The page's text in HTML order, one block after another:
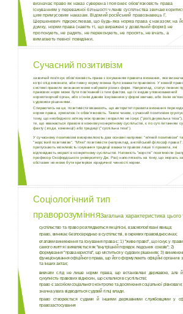
визначає право як наказ суверена і пояснює обов'язковість права
існуванням у переважної більшості членів суспільства звичаю
цим примусовим наказам. Відомий російський правознавець Г.
Шершеневич підкреслював, що будь-яка норма права є наказом; на
думку, норми права (навіть ті, що виражені у дозвільній формі) не
пропонують, не радять, не переконують, не просять, не вчать, а
вимагають певної поведінки.
Сучасний позитивізм
зазвичай пов'язує обов'язковість права з існуванням правила визнання, яке
котрі спід виконати, аби певну норму можна було вважати правовою. У кожній
системі правило визнання може набувати різних форм. Наприклад, статус певних
правових норм може бути пов'язаний із тим фактом, що їх видав уповноважений
нормотворчий орган, або з їхнім давнім існуванням у формі звичаю, або їхнім
судовими рішеннями.
Спираючись на це, позитивісти вважають, що авторитет правила визнання
норми права, зумовлює їх обов'язковість. Таким чином, сучасний позитивізм
тому, що необхідного зв'язку між правом і мораллю не існує ("роз'єднувальна
те, що вважається правом в кожному конкретному суспільстві, є по суті питанням
факту (згоди, конвенції) або традиції ("суспільна теза").
У сучасному позитивізмі виокремлюють два основні напрями: "м'який позитивізм" та
"жорсткий позитивізм". "М'які" позитивісти (наприклад, англійський філософ права
припускають можливість існування традиції вважати правом лише ті правила, які
відповідають моралі в конкретному суспільстві. Натомість "жорсткі" позитивісти
професор Оксфордського університету Дж. Раз) наполягають на тому, що мораль
обставин не може бути критерієм юридичної чинності норми.
Соціологічний тип
праворозумінняЗагальна характеристика цього
суспільство та право розглядаються як цілісні, взаємопов'язані явища;
право, виникає безпосередньо в суспільстві, в окремих правовідносинах;
етапами виникнення та існування права є: 1) "живе право", що існує у
самого життя і виявляється як "внутрішній порядок людських союзів"; 2)
формування "права юристів", що міститься у судових рішеннях; 3)
функціонування офіційного права, що його формулюють офіційні органи в
та інших актах;
вивчати слід не лише норми права, що встановлені державою, але
сукупність правових відносин, що склалися в суспільстві;
право є засобом соціального контролю та досягнення соціальної рівноваги;
значна увага відводиться судовій гілці влади.
право створюється судами й іншими державними службовцями у
правозастосування